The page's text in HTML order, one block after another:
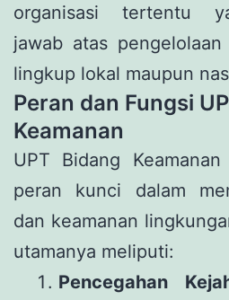
organisasi tertentu
jawab atas
lingkup lokal maupun
Peran dan Fungsi
Keamanan
UPT Bidang
peran kunci dalam
dan keamanan
utamanya meliputi:
Pencegahan